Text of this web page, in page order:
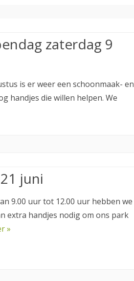
PRIVACY VERKLARING
zaterdag 9
is er weer een schoonmaak- en
handjes die willen helpen. We
juni
9.00 uur tot 12.00 uur hebben we
extra handjes nodig om ons park
»